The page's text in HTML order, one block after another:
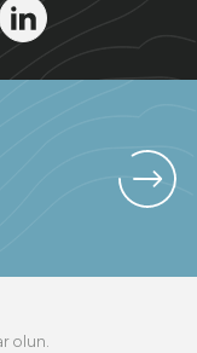
olun.